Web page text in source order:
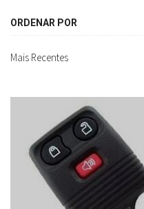
ORDENAR POR
Mais Recentes